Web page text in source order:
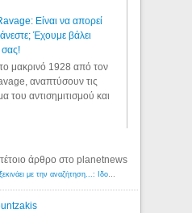
Είναι να απορεί
Έχουμε βάλει
μακρινό 1928 από τον
αναπτύσουν τις
του αντισημιτισμού και
άρθρο στο planetnews
Λόγιος Ερμής | Η γνώση ξεκινάει με την αναζήτηση...: Ιδού οι 18 που χρωστούν 11 δις ευρώ!